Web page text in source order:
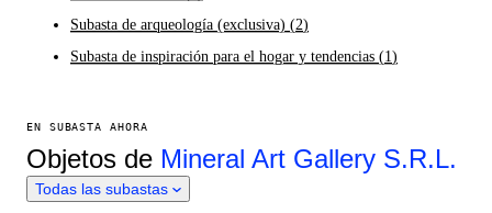
Subasta de arqueología (exclusiva) (2)
Subasta de inspiración para el hogar y tendencias (1)
EN SUBASTA AHORA
Objetos de Mineral Art Gallery S.R.L.
Todas las subastas